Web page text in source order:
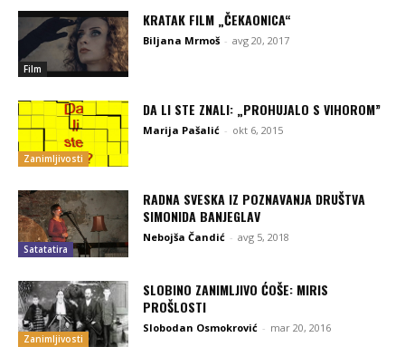
Film
KRATAK FILM „ČEKAONICA“
Biljana Mrmoš - avg 20, 2017
Zanimljivosti
DA LI STE ZNALI: „PROHUJALO S VIHOROM”
Marija Pašalić - okt 6, 2015
Satatatira
RADNA SVESKA IZ POZNAVANJA DRUŠTVA
SIMONIDA BANJEGLAV
Nebojša Čandić - avg 5, 2018
Zanimljivosti
SLOBINO ZANIMLJIVO ĆOŠE: MIRIS
PROŠLOSTI
Slobodan Osmokrović - mar 20, 2016